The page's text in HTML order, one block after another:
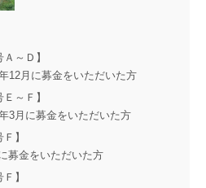
～Ｄ】
12月に募金をいただいた方
～Ｆ】
3月に募金をいただいた方
】
募金をいただいた方
】